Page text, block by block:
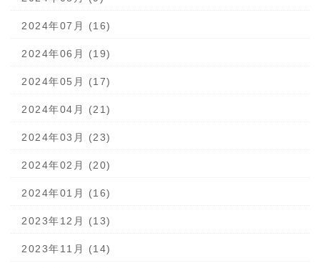
2024年07月 (16)
2024年06月 (19)
2024年05月 (17)
2024年04月 (21)
2024年03月 (23)
2024年02月 (20)
2024年01月 (16)
2023年12月 (13)
2023年11月 (14)